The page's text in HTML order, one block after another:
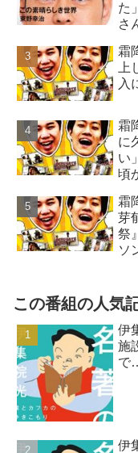
た
さ
霜
上
入
霜
に
い
頃
霜
芽
祭
ソ
この番組の人気
伊
施
で
伊